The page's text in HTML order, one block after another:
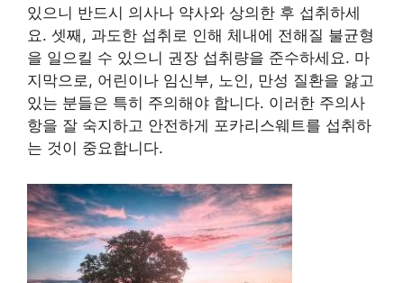
있으니 반드시 의사나 약사와 상의한 후 섭취하세
요. 셋째, 과도한 섭취로 인해 체내에 전해질 불균형
을 일으킬 수 있으니 권장 섭취량을 준수하세요. 마
지막으로, 어린이나 임신부, 노인, 만성 질환을 앓고
있는 분들은 특히 주의해야 합니다. 이러한 주의사
항을 잘 숙지하고 안전하게 포카리스웨트를 섭취하
는 것이 중요합니다.